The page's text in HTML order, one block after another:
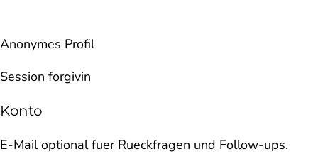
Anonymes Profil
Session forgivin
Konto
E-Mail optional fuer Rueckfragen und Follow-ups.